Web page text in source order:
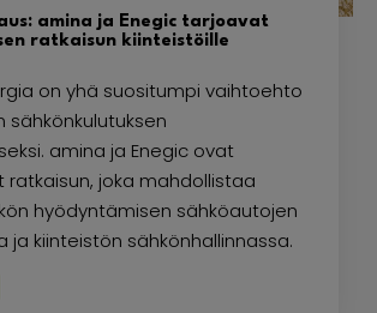
amina ja Enegic tarjoavat
ratkaisun kiinteistöille
on yhä suositumpi vaihtoehto
sähkönkulutuksen
amina ja Enegic ovat
ratkaisun, joka mahdollistaa
hyödyntämisen sähköautojen
ja kiinteistön sähkönhallinnassa.